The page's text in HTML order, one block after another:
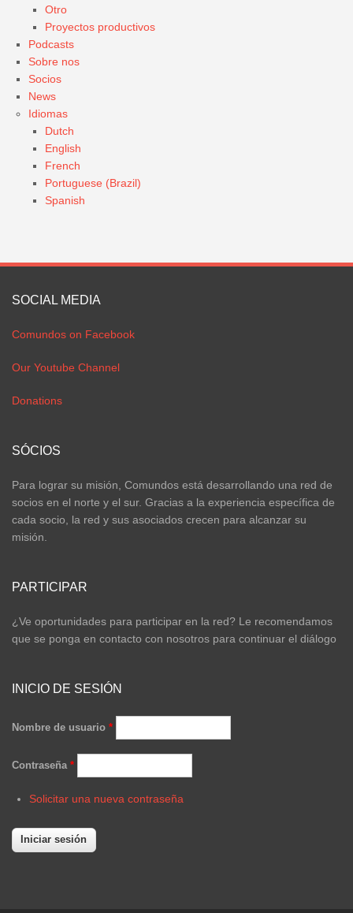
Otro
Proyectos productivos
Podcasts
Sobre nos
Socios
News
Idiomas
Dutch
English
French
Portuguese (Brazil)
Spanish
SOCIAL MEDIA
Comundos on Facebook
Our Youtube Channel
Donations
SÓCIOS
Para lograr su misión, Comundos está desarrollando una red de
socios en el norte y el sur. Gracias a la experiencia específica de
cada socio, la red y sus asociados crecen para alcanzar su
misión.
PARTICIPAR
¿Ve oportunidades para participar en la red? Le recomendamos
que se ponga en contacto con nosotros para continuar el diálogo
INICIO DE SESIÓN
Nombre de usuario *
Contraseña *
Solicitar una nueva contraseña